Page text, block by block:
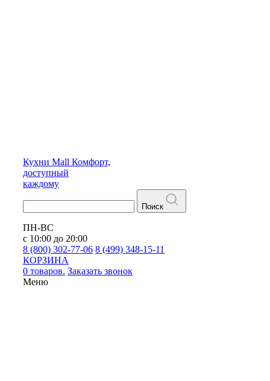
Кухни Mall Комфорт,
доступный
каждому
Поиск
ПН-ВС
с 10:00 до 20:00
8 (800) 302-77-06 8 (499) 348-15-11
КОРЗИНА
0 товаров. Заказать звонок
Меню